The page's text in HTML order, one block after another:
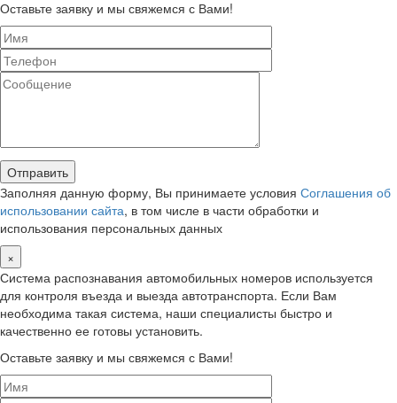
Оставьте заявку и мы свяжемся с Вами!
Заполняя данную форму, Вы принимаете условия Соглашения об
использовании сайта, в том числе в части обработки и
использования персональных данных
×
Система распознавания автомобильных номеров используется
для контроля въезда и выезда автотранспорта. Если Вам
необходима такая система, наши специалисты быстро и
качественно ее готовы установить.
Оставьте заявку и мы свяжемся с Вами!